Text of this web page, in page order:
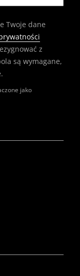
jako
Twoje dane
z
są wymagane,